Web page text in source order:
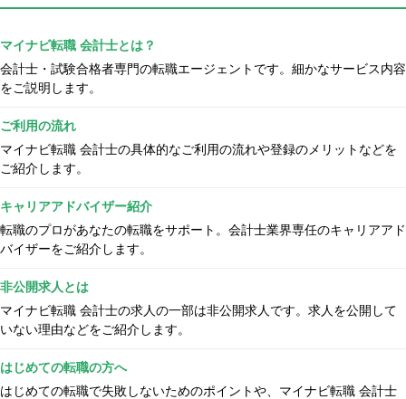
マイナビ転職 会計士とは？
会計士・試験合格者専門の転職エージェントです。細かなサービス内容
をご説明します。
ご利用の流れ
マイナビ転職 会計士の具体的なご利用の流れや登録のメリットなどを
ご紹介します。
キャリアアドバイザー紹介
転職のプロがあなたの転職をサポート。会計士業界専任のキャリアアド
バイザーをご紹介します。
非公開求人とは
マイナビ転職 会計士の求人の一部は非公開求人です。求人を公開して
いない理由などをご紹介します。
はじめての転職の方へ
はじめての転職で失敗しないためのポイントや、マイナビ転職 会計士